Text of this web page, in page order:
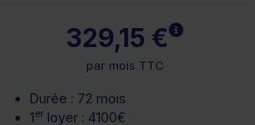
329,15 € En savoir
par mois TTC
Durée : 72 mois
1er loyer : 4100€